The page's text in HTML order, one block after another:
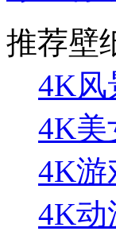
推荐壁
4K风
4K美
4K游
4K动